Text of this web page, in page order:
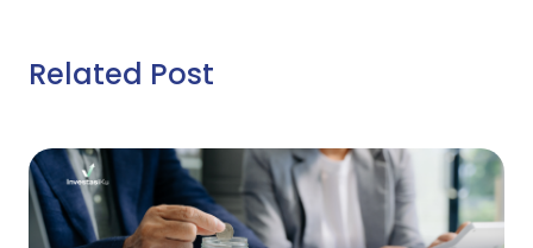
Related Post